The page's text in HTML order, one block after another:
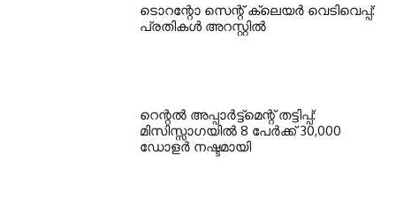
ടൊറന്റോ സെന്റ് ക്ലെയര്‍ വെടിവെപ്പ്:
പ്രതികള്‍ അറസ്റ്റില്‍
റെന്റല്‍ അപ്പാര്‍ട്ട്‌മെന്റ് തട്ടിപ്പ്:
മിസിസ്സാഗയില്‍ 8 പേര്‍ക്ക് 30,000
ഡോളര്‍ നഷ്ടമായി